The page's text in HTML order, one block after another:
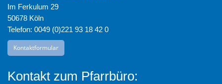
Im Ferkulum 29
50678 Köln
Telefon: 0049 (0)221 93 18 42 0
Kontaktformular
Kontakt zum Pfarrbüro: